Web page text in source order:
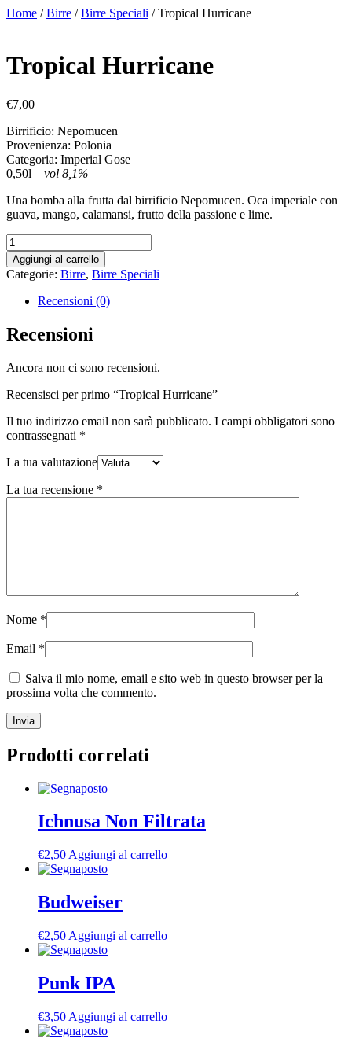
Vai
Home /Birre /Birre Speciali / Tropical Hurricane
Tropical Hurricane
€7,00
Birrificio: Nepomucen
Provenienza: Polonia
Categoria: Imperial Gose
0,50l – vol 8,1%
Una bomba alla frutta dal birrificio Nepomucen. Oca imperiale con
guava, mango, calamansi, frutto della passione e lime.
Tropical
Hurricane
quantità
Aggiungi al carrello
Categorie: Birre, Birre Speciali
Recensioni (0)
Recensioni
Ancora non ci sono recensioni.
Recensisci per primo “Tropical Hurricane”
Il tuo indirizzo email non sarà pubblicato. I campi obbligatori sono
contrassegnati *
La tua valutazione
La tua recensione *
Nome *
Email *
Salva il mio nome, email e sito web in questo browser per la
prossima volta che commento.
Prodotti correlati
Ichnusa Non Filtrata
€2,50 Aggiungi al carrello
Budweiser
€2,50 Aggiungi al carrello
Punk IPA
€3,50 Aggiungi al carrello